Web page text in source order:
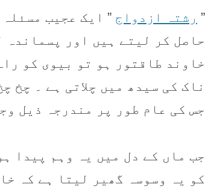
” رشتہ ازدواج ” ايک عجيب
حاصل کر ليتے ہيں اور پسماندہ
خاوند طاقتور ہو تو بيوی کو
ناک کی سيدھ میں چلاتی ہے ۔ چخ
جس کی عام طور پر مندرجہ ذيل
جب ماں کے دل میں یہ وہم پيدا
کو يہ وسوسہ گھير ليتا ہے کہ